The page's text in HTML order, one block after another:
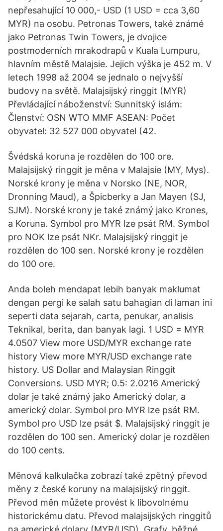
nepřesahující 10 000,- USD (1 USD = cca 3,60
MYR) na osobu. Petronas Towers, také známé
jako Petronas Twin Towers, je dvojice
postmoderních mrakodrapů v Kuala Lumpuru,
hlavním městě Malajsie. Jejich výška je 452 m. V
letech 1998 až 2004 se jednalo o nejvyšší
budovy na světě. Malajsijský ringgit (MYR)
Převládající náboženství: Sunnitský islám:
Členství: OSN WTO MMF ASEAN: Počet
obyvatel: 32 527 000 obyvatel (42.
Švédská koruna je rozdělen do 100 ore.
Malajsijský ringgit je měna v Malajsie (MY, Mys).
Norské krony je měna v Norsko (NE, NOR,
Dronning Maud), a Špicberky a Jan Mayen (SJ,
SJM). Norské krony je také známý jako Krones,
a Koruna. Symbol pro MYR lze psát RM. Symbol
pro NOK lze psát NKr. Malajsijský ringgit je
rozdělen do 100 sen. Norské krony je rozdělen
do 100 ore.
Anda boleh mendapat lebih banyak maklumat
dengan pergi ke salah satu bahagian di laman ini
seperti data sejarah, carta, penukar, analisis
Teknikal, berita, dan banyak lagi. 1 USD = MYR
4.0507 View more USD/MYR exchange rate
history View more MYR/USD exchange rate
history. US Dollar and Malaysian Ringgit
Conversions. USD MYR; 0.5: 2.0216 Americký
dolar je také známý jako Americký dolar, a
americký dolar. Symbol pro MYR lze psát RM.
Symbol pro USD lze psát $. Malajsijský ringgit je
rozdělen do 100 sen. Americký dolar je rozdělen
do 100 cents.
Měnová kalkulačka zobrazí také zpětný převod
měny z české koruny na malajsijský ringgit.
Převod měn můžete provést k libovolnému
historickému datu. Převod malajsijských ringgitů